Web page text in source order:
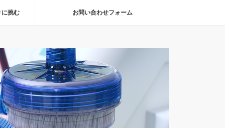
に挑む お問い合わせフォーム